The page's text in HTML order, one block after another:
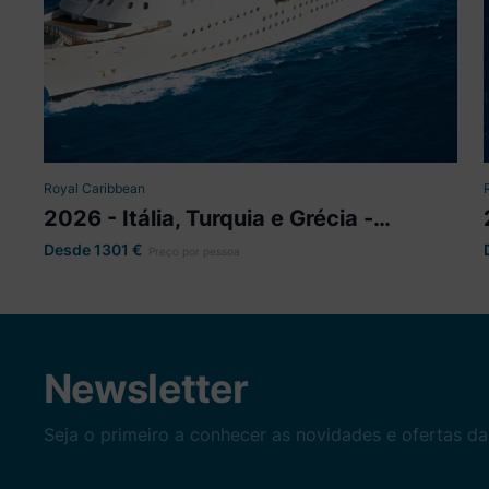
Brilliance of the Seas
Partida
Civitavecchia (Roma)
Royal Caribbean
2026 - Itália, Turquia e Grécia -
Brilliance of the seas
Desde 1301 € Preço por pessoa
Newsletter
Seja o primeiro a conhecer as novidades e ofertas